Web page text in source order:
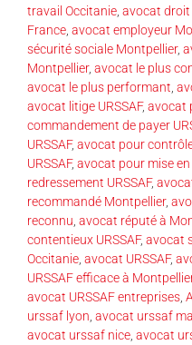
travail Occitanie avocat droit
France avocat employeur
sécurité sociale Montpellier,
Montpellier, avocat le plus
avocat le plus performant
avocat litige URSSAF, avocat
commandement de payer
URSSAF, avocat pour contrôle
URSSAF, avocat pour mise en
redressement URSSAF,
recommandé Montpellier,
reconnu avocat réputé à
contentieux URSSAF, avocat
Occitanie avocat URSSAF,
URSSAF efficace à
avocat URSSAF entreprises
urssaf lyon avocat urssaf
avocat urssaf nice avocat